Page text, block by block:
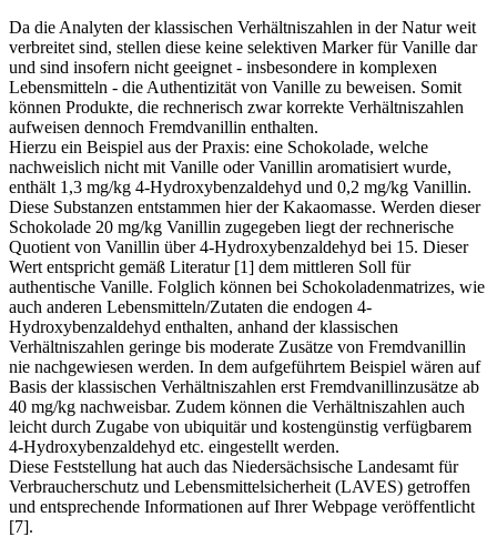
Da die Analyten der klassischen Verhältniszahlen in der Natur weit
verbreitet sind, stellen diese keine selektiven Marker für Vanille dar
und sind insofern nicht geeignet - insbesondere in komplexen
Lebensmitteln - die Authentizität von Vanille zu beweisen. Somit
können Produkte, die rechnerisch zwar korrekte Verhältniszahlen
aufweisen dennoch Fremdvanillin enthalten.
Hierzu ein Beispiel aus der Praxis: eine Schokolade, welche
nachweislich nicht mit Vanille oder Vanillin aromatisiert wurde,
enthält 1,3 mg/kg 4-Hydroxybenzaldehyd und 0,2 mg/kg Vanillin.
Diese Substanzen entstammen hier der Kakaomasse. Werden dieser
Schokolade 20 mg/kg Vanillin zugegeben liegt der rechnerische
Quotient von Vanillin über 4-Hydroxybenzaldehyd bei 15. Dieser
Wert entspricht gemäß Literatur [1] dem mittleren Soll für
authentische Vanille. Folglich können bei Schokoladenmatrizes, wie
auch anderen Lebensmitteln/Zutaten die endogen 4-
Hydroxybenzaldehyd enthalten, anhand der klassischen
Verhältniszahlen geringe bis moderate Zusätze von Fremdvanillin
nie nachgewiesen werden. In dem aufgeführtem Beispiel wären auf
Basis der klassischen Verhältniszahlen erst Fremdvanillinzusätze ab
40 mg/kg nachweisbar. Zudem können die Verhältniszahlen auch
leicht durch Zugabe von ubiquitär und kostengünstig verfügbarem
4-Hydroxybenzaldehyd etc. eingestellt werden.
Diese Feststellung hat auch das Niedersächsische Landesamt für
Verbraucherschutz und Lebensmittelsicherheit (LAVES) getroffen
und entsprechende Informationen auf Ihrer Webpage veröffentlicht
[7].